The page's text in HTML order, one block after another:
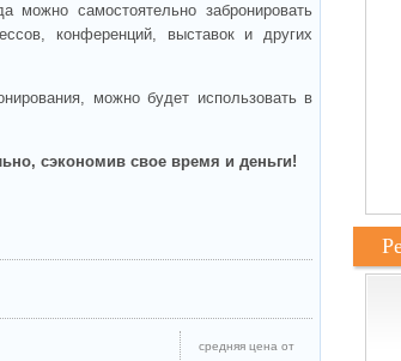
можно самостоятельно забронировать
конференций, выставок и других
можно будет использовать в
сэкономив свое время и деньги!
средняя цена от